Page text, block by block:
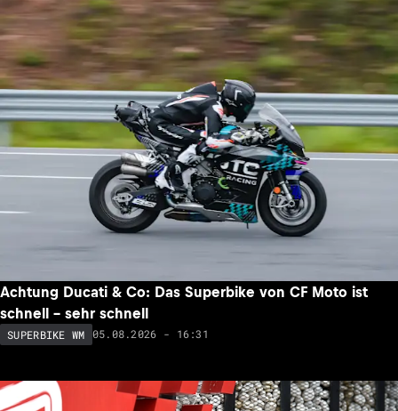
Achtung Ducati & Co: Das Superbike von CF Moto ist
schnell – sehr schnell
SUPERBIKE WM 05.08.2026 - 16:31